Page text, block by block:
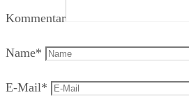
Kommentar
Name*
E-Mail*